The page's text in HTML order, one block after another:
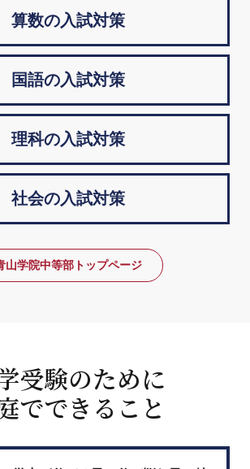
算数の入試対策
国語の入試対策
理科の入試対策
社会の入試対策
山学院中等部トップページ
受験のために
でできること